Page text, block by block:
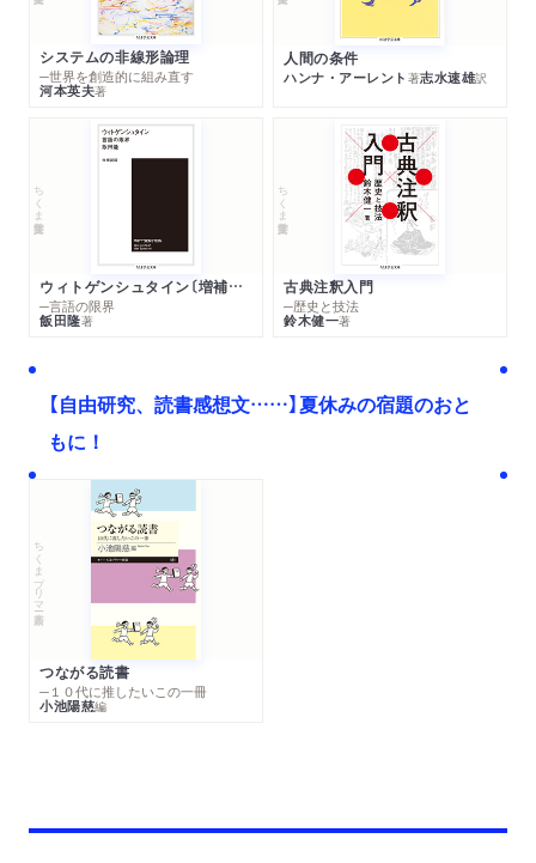
システムの非線形論理
─世界を創造的に組み直す
河本英夫著
人間の条件
ハンナ・アーレント 著志水速雄訳
ちくま学芸文庫
ウィトゲンシュタイン〔増補新版〕
─言語の限界
飯田隆著
ちくま学芸文庫
古典注釈入門
─歴史と技法
鈴木健一著
【自由研究、読書感想文……】夏休みの宿題のおと
もに！
ちくまプリマー新書
つながる読書
─１０代に推したいこの一冊
小池陽慈編